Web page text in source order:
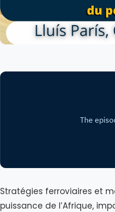
Stratégies ferroviaires et
puissance de l’Afrique,